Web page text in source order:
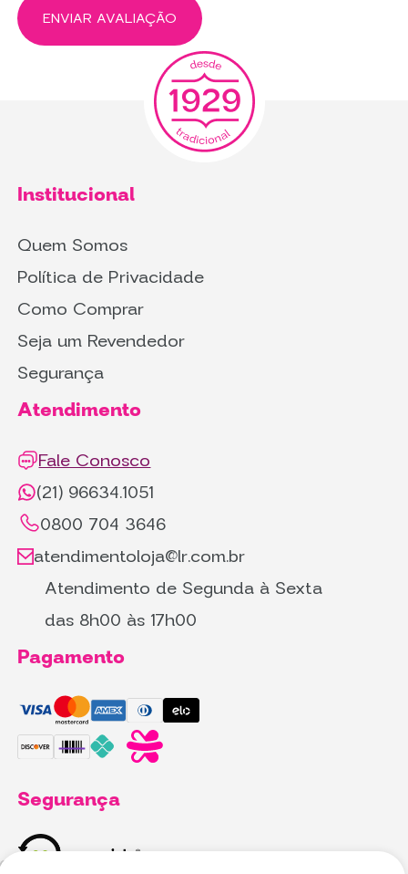
ENVIAR AVALIAÇÃO
Institucional
Quem Somos
Política de Privacidade
Como Comprar
Seja um Revendedor
Segurança
Atendimento
Fale Conosco
(21) 96634.1051
0800 704 3646
atendimentoloja@lr.com.br
Atendimento de Segunda à Sexta
das 8h00 às 17h00
Pagamento
Segurança